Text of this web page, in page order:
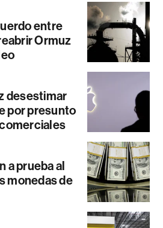
entre
Ormuz
desestimar
por presunto
a prueba al
monedas de